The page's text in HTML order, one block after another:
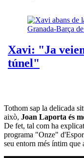
Tothom sap la delicada
això, Joan Laporta és
De fet, tal com ha
programa "Onze"
seu entorn més íntim que